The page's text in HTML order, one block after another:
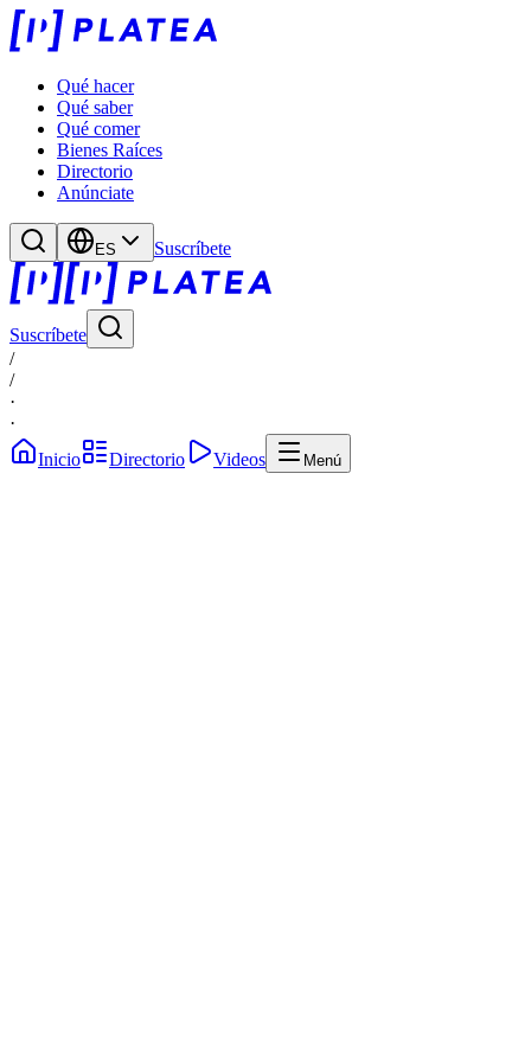
Qué hacer
Qué saber
Qué comer
Bienes Raíces
Directorio
Anúnciate
ES Suscríbete
Suscríbete
/
/
·
·
Inicio
Directorio Videos Menú